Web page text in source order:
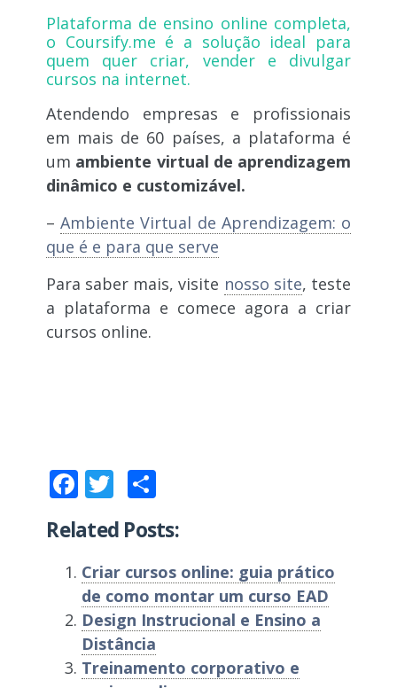
Plataforma de ensino online completa,
o Coursify.me é a solução ideal para
quem quer criar, vender e divulgar
cursos na internet.
Atendendo empresas e profissionais
em mais de 60 países, a plataforma é
um ambiente virtual de aprendizagem
dinâmico e customizável.
–Ambiente Virtual de Aprendizagem: o
que é e para que serve
Para saber mais, visite nosso site, teste
a plataforma e comece agora a criar
cursos online.
Facebook
Twitter
Related Posts:
Criar cursos online: guia prático
de como montar um curso EAD
Design Instrucional e Ensino a
Distância
Treinamento corporativo e